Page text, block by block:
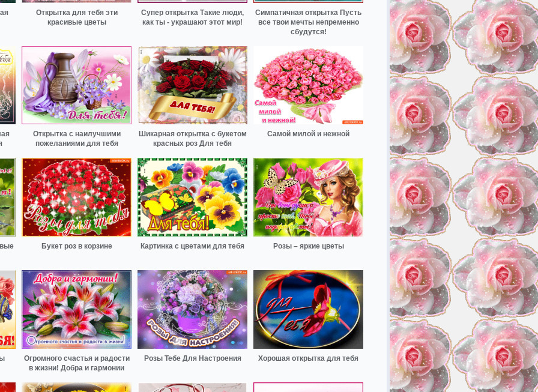
Открытка для тебя эти
красивые цветы
Супер открытка Такие люди,
как ты - украшают этот мир!
Симпатичная открытка Пусть
все твои мечты непременно
сбудутся!
Открытка с наилучшими
пожеланиями для тебя
Шикарная открытка с букетом
красных роз Для тебя
Самой милой и нежной
Букет роз в корзине Картинка с цветами для тебя Розы – яркие цветы
Огромного счастья и радости
в жизни! Добра и гармонии
Розы Тебе Для Настроения Хорошая открытка для тебя